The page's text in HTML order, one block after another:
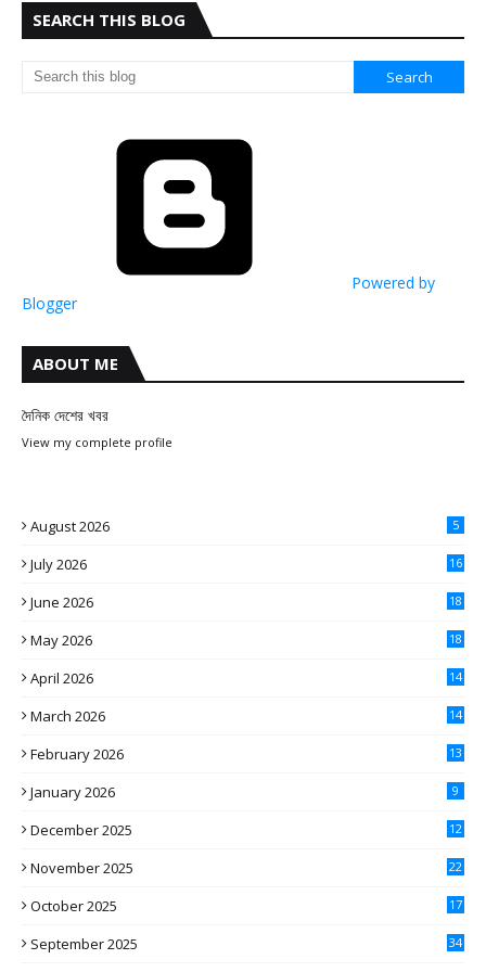
SEARCH THIS BLOG
Powered by
Blogger
ABOUT ME
দৈনিক দেশের খবর
View my complete profile
August 2026 5
July 2026 16
June 2026 18
May 2026 18
April 2026 14
March 2026 14
February 2026 13
January 2026 9
December 2025 12
November 2025 22
October 2025 17
September 2025 34